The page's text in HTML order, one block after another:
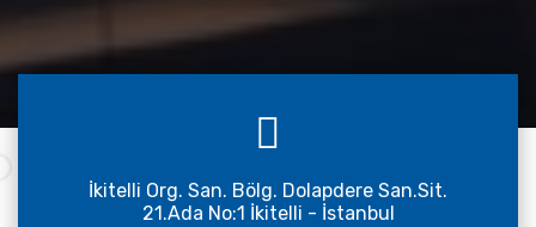
İkitelli Org. San. Bölg. Dolapdere San.Sit.
21.Ada No:1 İkitelli - İstanbul